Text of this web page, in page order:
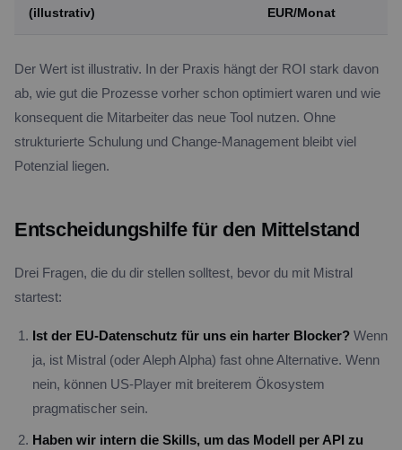
(illustrativ)
EUR/Monat
Der Wert ist illustrativ. In der Praxis hängt der ROI stark davon
ab, wie gut die Prozesse vorher schon optimiert waren und wie
konsequent die Mitarbeiter das neue Tool nutzen. Ohne
strukturierte Schulung und Change-Management bleibt viel
Potenzial liegen.
Entscheidungshilfe für den Mittelstand
Drei Fragen, die du dir stellen solltest, bevor du mit Mistral
startest:
Ist der EU-Datenschutz für uns ein harter Blocker? Wenn
ja, ist Mistral (oder Aleph Alpha) fast ohne Alternative. Wenn
nein, können US-Player mit breiterem Ökosystem
pragmatischer sein.
Haben wir intern die Skills, um das Modell per API zu